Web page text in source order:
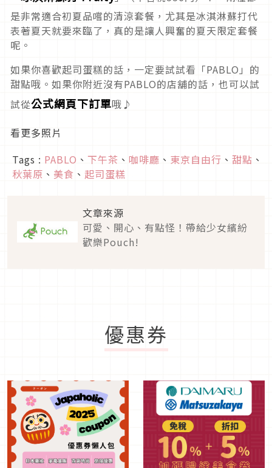
是非常適合初夏品嚐的清涼套餐，尤其是冰淇淋蘇打代
表著夏天就要來臨了，真的是讓人興奮的夏天限定套餐
呢。
如果你喜歡起司蛋糕的話，一定要試試看「PABLO」的
甜點哦。如果你附近沒有PABLO的店舖的話，也可以試
試從公式網頁下訂單哦♪
看更多照片
Tags : PABLO 、 下午茶 、 咖啡廳 、 東京自由行 、 甜點 、
秋葉原 、 美食 、 起司蛋糕
文章來源
可愛、開心、有點怪！帶給少女繽紛
歡樂Pouch!
優惠券